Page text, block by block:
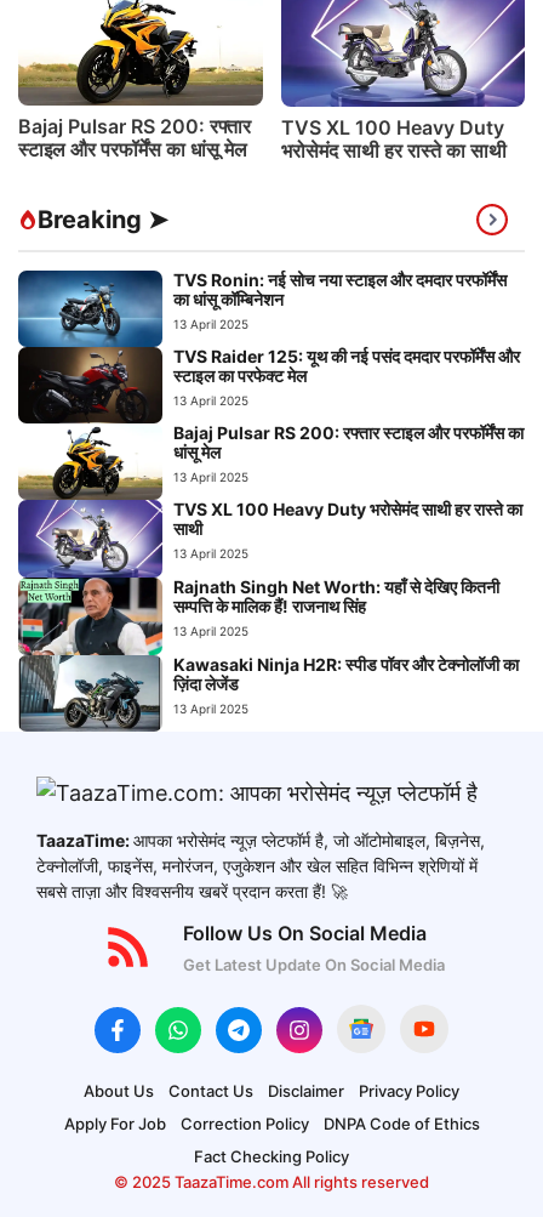
Bajaj Pulsar RS 200: रफ्तार
स्टाइल और परफॉर्मेंस का धांसू मेल
TVS XL 100 Heavy Duty
भरोसेमंद साथी हर रास्ते का साथी
Breaking ➤
TVS Ronin: नई सोच नया स्टाइल और दमदार परफॉर्मेंस
का धांसू कॉम्बिनेशन
13 April 2025
TVS Raider 125: यूथ की नई पसंद दमदार परफॉर्मेंस और
स्टाइल का परफेक्ट मेल
13 April 2025
Bajaj Pulsar RS 200: रफ्तार स्टाइल और परफॉर्मेंस का
धांसू मेल
13 April 2025
TVS XL 100 Heavy Duty भरोसेमंद साथी हर रास्ते का
साथी
13 April 2025
Rajnath Singh Net Worth: यहाँ से देखिए कितनी
सम्पत्ति के मालिक हैं! राजनाथ सिंह
13 April 2025
Kawasaki Ninja H2R: स्पीड पॉवर और टेक्नोलॉजी का
ज़िंदा लेजेंड
13 April 2025
TaazaTime:आपका भरोसेमंद न्यूज़ प्लेटफॉर्म है, जो ऑटोमोबाइल, बिज़नेस,
टेक्नोलॉजी, फाइनेंस, मनोरंजन, एजुकेशन और खेल सहित विभिन्न श्रेणियों में
सबसे ताज़ा और विश्वसनीय खबरें प्रदान करता हैं! 🚀
Follow Us On Social Media
Get Latest Update On Social Media
About Us Contact Us Disclaimer
Privacy Policy
Apply For Job
Correction Policy
DNPA Code of Ethics
Fact Checking Policy
© 2025 TaazaTime.com All rights reserved